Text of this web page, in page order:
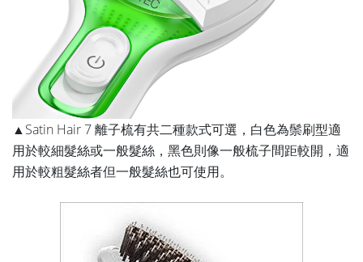
▲Satin Hair 7 離子梳有共二種款式可選，白色為鬃刷型適
用於較細髮絲或一般髮絲，黑色則像一般梳子間距較開，適
用於較粗髮絲者但一般髮絲也可使用。